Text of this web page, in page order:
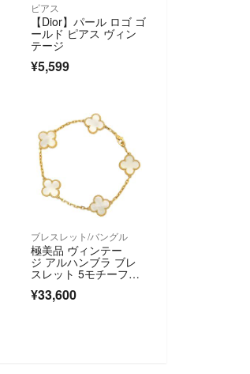
ピアス
【Dior】パール ロゴ ゴ
ールド ピアス ヴィン
テージ
¥5,599
ブレスレット/バングル
極美品 ヴィンテー
ジ アルハンブラ ブレ
スレット 5モチーフDt8
¥33,600